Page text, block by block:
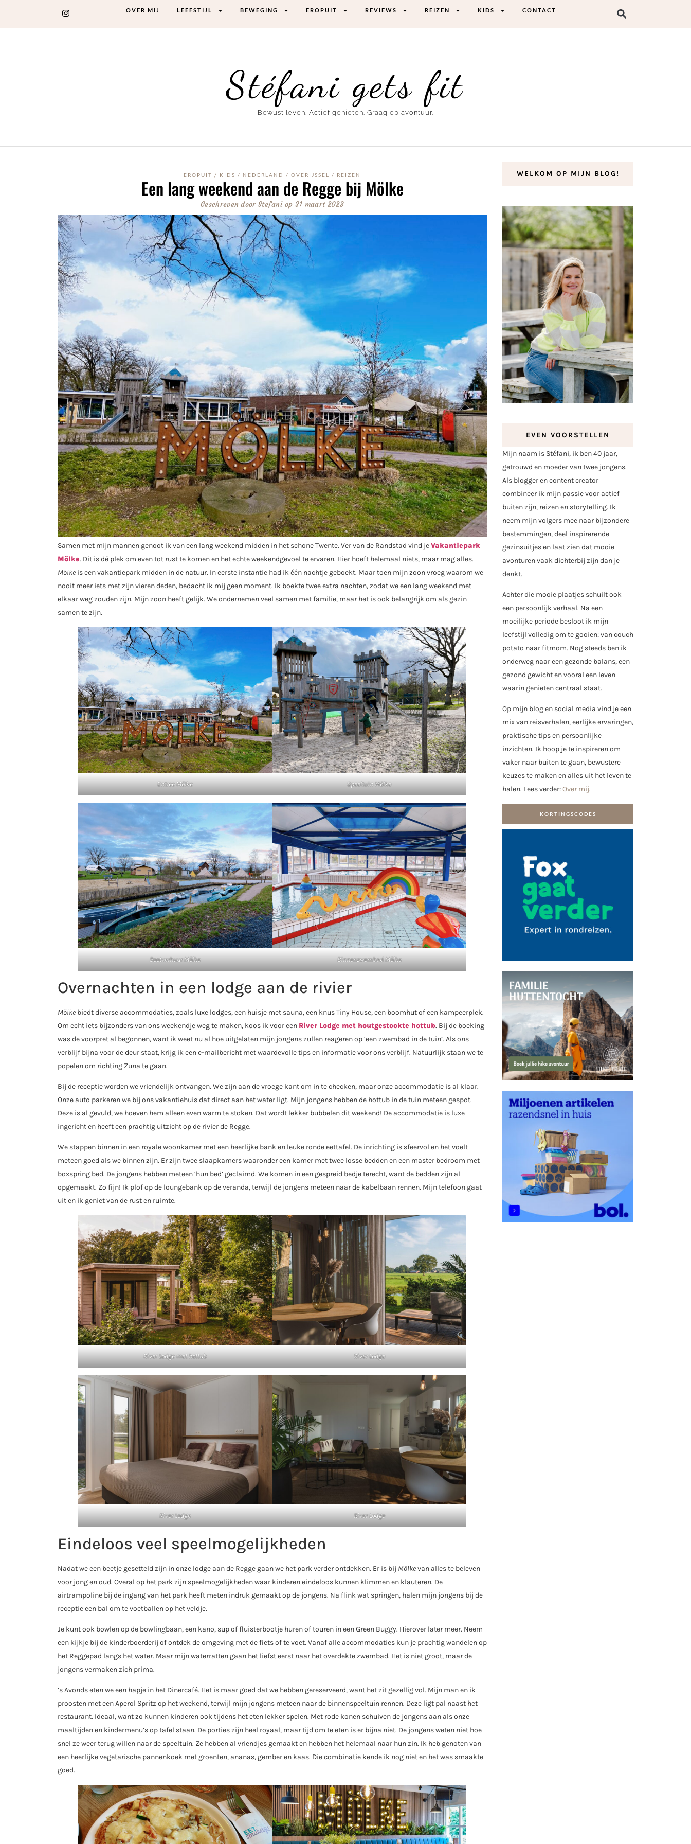
OVER MIJ LEEFSTIJL BEWEGING EROPUIT REVIEWS REIZEN KIDS CONTACT
Stéfani gets fit
Bewust leven. Actief genieten. Graag op avontuur.
EROPUIT / KIDS / NEDERLAND / OVERIJSSEL / REIZEN
Een lang weekend aan de Regge bij Mölke
Geschreven doorStefani op 31 maart 2023
Samen met mijn mannen genoot ik van een lang weekend midden in het schone Twente. Ver van de Randstad vind jeVakantiepark
Mölke. Dit is dé plek om even tot rust te komen en het echte weekendgevoel te ervaren. Hier hoeft helemaal niets, maar mag alles.
Mölkeis een vakantiepark midden in de natuur. In eerste instantie had ik één nachtje geboekt. Maar toen mijn zoon vroeg waarom we
nooit meer iets met zijn vieren deden, bedacht ik mij geen moment. Ik boekte twee extra nachten, zodat we een lang weekend met
elkaar weg zouden zijn. Mijn zoon heeft gelijk. We ondernemen veel samen met familie, maar het is ook belangrijk om als gezin
samen te zijn.
Entree Mölke Speeltuin Mölke
Bootverhuur Mölke Binnenzwembad Mölke
Overnachten in een lodge aan de rivier
Mölkebiedt diverse accommodaties, zoals luxe lodges, een huisje met sauna, een knus Tiny House, een boomhut of een kampeerplek.
Om echt iets bijzonders van ons weekendje weg te maken, koos ik voor een River Lodge met houtgestookte hottub. Bij de boeking
was de voorpret al begonnen, want ik weet nu al hoe uitgelaten mijn jongens zullen reageren op ‘een zwembad in de tuin’. Als ons
verblijf bijna voor de deur staat, krijg ik een e-mailbericht met waardevolle tips en informatie voor ons verblijf. Natuurlijk staan we te
popelen om richting Zuna te gaan.
Bij de receptie worden we vriendelijk ontvangen. We zijn aan de vroege kant om in te checken, maar onze accommodatie is al klaar.
Onze auto parkeren we bij ons vakantiehuis dat direct aan het water ligt. Mijn jongens hebben de hottub in de tuin meteen gespot.
Deze is al gevuld, we hoeven hem alleen even warm te stoken. Dat wordt lekker bubbelen dit weekend! De accommodatie is luxe
ingericht en heeft een prachtig uitzicht op de rivier de Regge.
We stappen binnen in een royale woonkamer met een heerlijke bank en leuke ronde eettafel. De inrichting is sfeervol en het voelt
meteen goed als we binnen zijn. Er zijn twee slaapkamers waaronder een kamer met twee losse bedden en een master bedroom met
boxspring bed. De jongens hebben meteen ‘hun bed’ geclaimd. We komen in een gespreid bedje terecht, want de bedden zijn al
opgemaakt. Zo fijn! Ik plof op de loungebank op de veranda, terwijl de jongens meteen naar de kabelbaan rennen. Mijn telefoon gaat
uit en ik geniet van de rust en ruimte.
River Lodge met hottub River Lodge
River Lodge River Lodge
Eindeloos veel speelmogelijkheden
Nadat we een beetje gesetteld zijn in onze lodge aan de Regge gaan we het park verder ontdekken. Er is bij Mölkevan alles te beleven
voor jong en oud. Overal op het park zijn speelmogelijkheden waar kinderen eindeloos kunnen klimmen en klauteren. De
airtrampoline bij de ingang van het park heeft meten indruk gemaakt op de jongens. Na flink wat springen, halen mijn jongens bij de
receptie een bal om te voetballen op het veldje.
Je kunt ook bowlen op de bowlingbaan, een kano, sup of fluisterbootje huren of touren in een Green Buggy. Hierover later meer. Neem
een kijkje bij de kinderboerderij of ontdek de omgeving met de fiets of te voet. Vanaf alle accommodaties kun je prachtig wandelen op
het Reggepad langs het water. Maar mijn waterratten gaan het liefst eerst naar het overdekte zwembad. Het is niet groot, maar de
jongens vermaken zich prima.
’s Avonds eten we een hapje in het Dinercafé. Het is maar goed dat we hebben gereserveerd, want het zit gezellig vol. Mijn man en ik
proosten met een Aperol Spritz op het weekend, terwijl mijn jongens meteen naar de binnenspeeltuin rennen. Deze ligt pal naast het
restaurant. Ideaal, want zo kunnen kinderen ook tijdens het eten lekker spelen. Met rode konen schuiven de jongens aan als onze
maaltijden en kindermenu’s op tafel staan. De porties zijn heel royaal, maar tijd om te eten is er bijna niet. De jongens weten niet hoe
snel ze weer terug willen naar de speeltuin. Ze hebben al vriendjes gemaakt en hebben het helemaal naar hun zin. Ik heb genoten van
een heerlijke vegetarische pannenkoek met groenten, ananas, gember en kaas. Die combinatie kende ik nog niet en het was smaakte
goed.
WELKOM OP MIJN BLOG!
EVEN VOORSTELLEN
Mijn naam is Stéfani, ik ben 40 jaar,
getrouwd en moeder van twee jongens.
Als blogger en content creator
combineer ik mijn passie voor actief
buiten zijn, reizen en storytelling. Ik
neem mijn volgers mee naar bijzondere
bestemmingen, deel inspirerende
gezinsuitjes en laat zien dat mooie
avonturen vaak dichterbij zijn dan je
denkt.
Achter die mooie plaatjes schuilt ook
een persoonlijk verhaal. Na een
moeilijke periode besloot ik mijn
leefstijl volledig om te gooien: van couch
potato naar fitmom. Nog steeds ben ik
onderweg naar een gezonde balans, een
gezond gewicht en vooral een leven
waarin genieten centraal staat.
Op mijn blog en social media vind je een
mix van reisverhalen, eerlijke ervaringen,
praktische tips en persoonlijke
inzichten. Ik hoop je te inspireren om
vaker naar buiten te gaan, bewustere
keuzes te maken en alles uit het leven te
halen. Lees verder:Over mij.
KORTINGSCODES